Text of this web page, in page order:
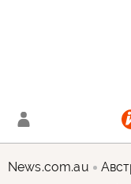
News.com.au